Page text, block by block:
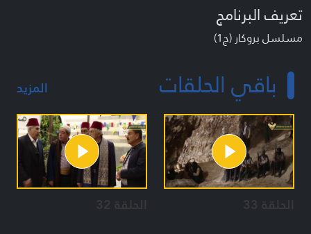
تعريف البرنامج
مسلسل بروكار (ج1)
باقي الحلقات المزيد
الحلقة 33 الحلقة 32